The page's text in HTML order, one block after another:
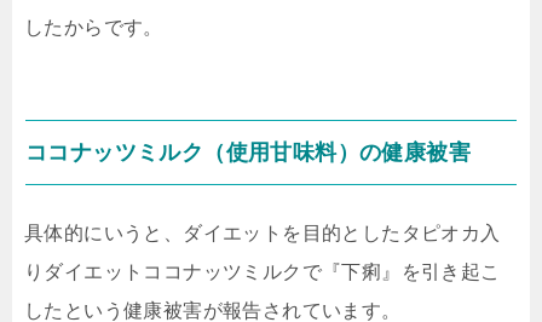
したからです。
ココナッツミルク（使用甘味料）の健康被害
具体的にいうと、ダイエットを目的としたタピオカ入
りダイエットココナッツミルクで『下痢』を引き起こ
したという健康被害が報告されています。